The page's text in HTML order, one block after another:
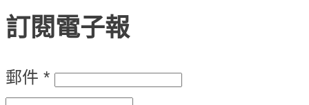
訂閱電子報
郵件 *